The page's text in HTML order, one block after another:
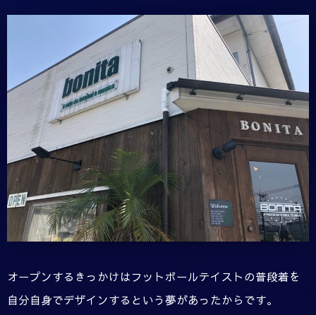
オープンするきっかけはフットボールテイストの普段着を
自分自身でデザインするという夢があったからです。